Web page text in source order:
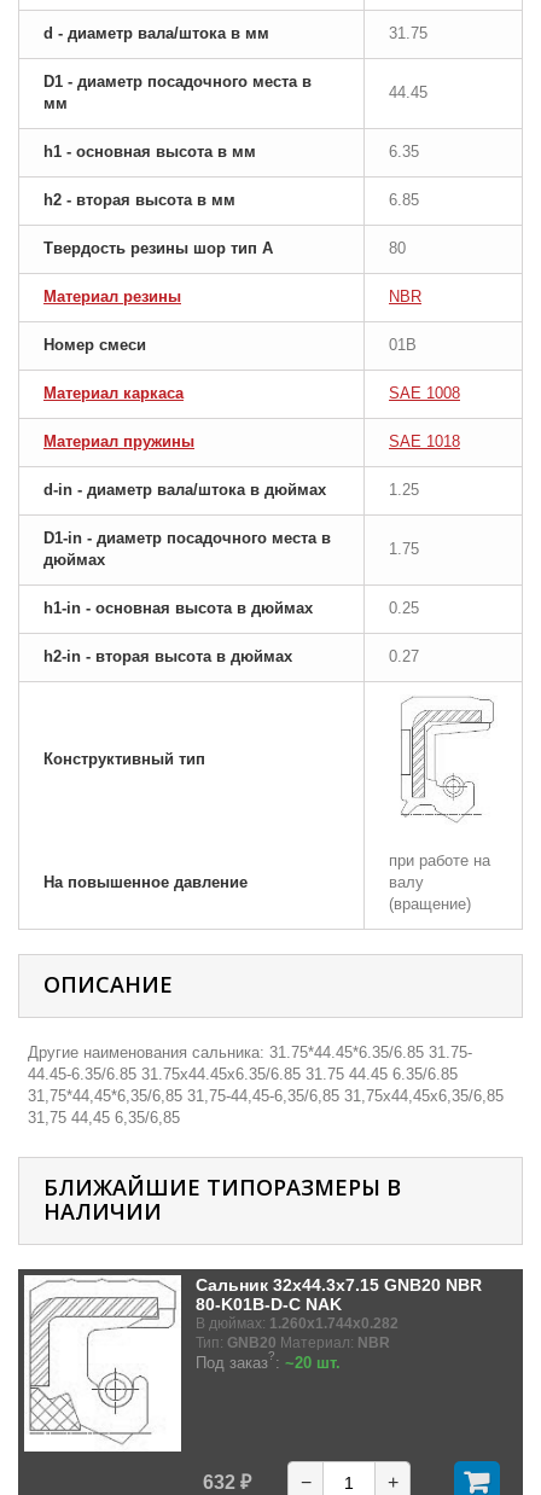
d - диаметр вала/штока в мм 31.75
D1 - диаметр посадочного места в
мм
44.45
h1 - основная высота в мм 6.35
h2 - вторая высота в мм 6.85
Твердость резины шор тип A 80
Материал резины NBR
Номер смеси 01B
Материал каркаса SAE 1008
Материал пружины SAE 1018
d-in - диаметр вала/штока в дюймах 1.25
D1-in - диаметр посадочного места в
дюймах
1.75
h1-in - основная высота в дюймах 0.25
h2-in - вторая высота в дюймах 0.27
Конструктивный тип
На повышенное давление
при работе на
валу
(вращение)
ОПИСАНИЕ
Другие наименования сальника: 31.75*44.45*6.35/6.85 31.75-
44.45-6.35/6.85 31.75х44.45х6.35/6.85 31.75 44.45 6.35/6.85
31,75*44,45*6,35/6,85 31,75-44,45-6,35/6,85 31,75х44,45х6,35/6,85
31,75 44,45 6,35/6,85
БЛИЖАЙШИЕ ТИПОРАЗМЕРЫ В
НАЛИЧИИ
Сальник 32x44.3x7.15 GNB20 NBR
80-K01B-D-C NAK
В дюймах: 1.260x1.744x0.282
Тип: GNB20 Материал: NBR
Под заказ?: ~20 шт.
632 ₽ − +